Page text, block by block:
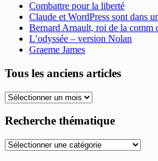
Combattre pour la liberté
Claude et WordPress sont dans
Bernard Arnault, roi de la comm
L’odyssée – version Nolan
Graeme James
Tous les anciens articles
Tous
anciens
Recherche thématique
Recherche